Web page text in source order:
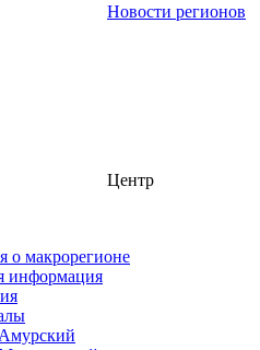
Новости регионов
Центр
о макрорегионе
информация
Амурский